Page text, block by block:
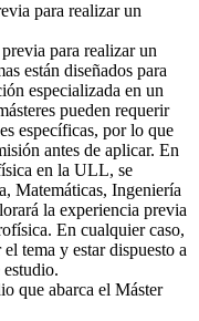
para realizar un
para realizar un
están diseñados para
especializada en un
pueden requerir
específicas, por lo que
antes de aplicar. En
en la ULL, se
Matemáticas, Ingeniería
la experiencia previa
En cualquier caso,
tema y estar dispuesto a
que abarca el Máster